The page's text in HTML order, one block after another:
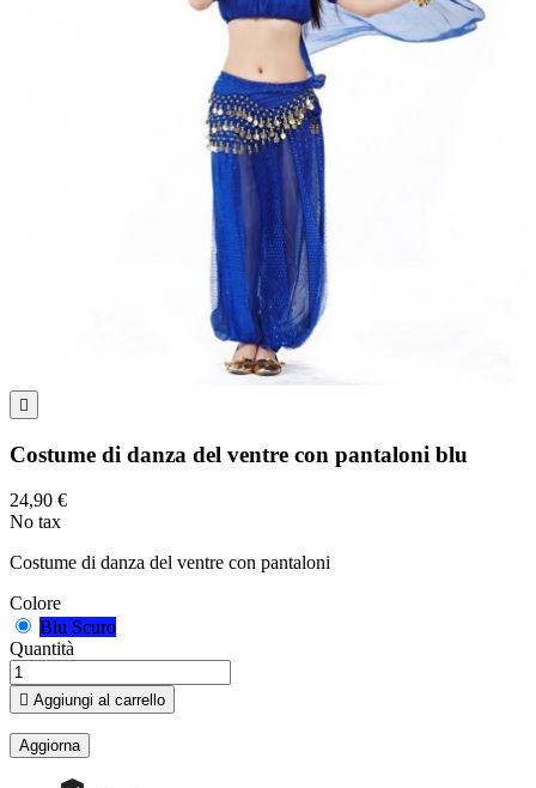

Costume di danza del ventre con pantaloni blu
24,90 €
No tax
Costume di danza del ventre con pantaloni
Colore
Blu Scuro
Quantità
 Aggiungi al carrello